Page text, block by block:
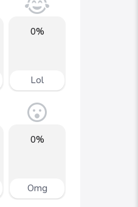
0%
Lol
0%
Omg